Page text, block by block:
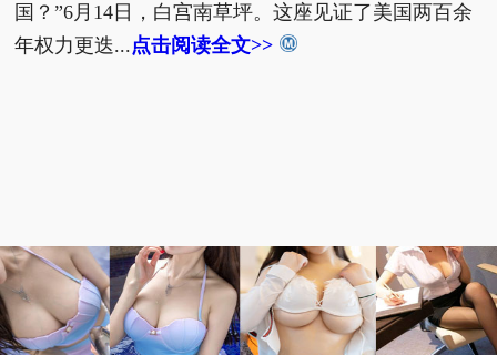
国？”6月14日，白宫南草坪。这座见证了美国两百余
年权力更迭...点击阅读全文>>